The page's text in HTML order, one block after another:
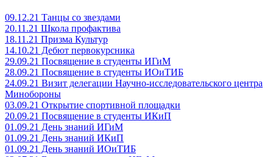
09.12.21 Танцы со звездами
20.11.21 Школа профактива
18.11.21 Призма Культур
14.10.21 Дебют первокурсника
29.09.21 Посвящение в студенты ИГиМ
28.09.21 Посвящение в студенты ИОиТИБ
24.09.21 Визит делегации Научно-исследовательского центра
Минобороны
03.09.21 Открытие спортивной площадки
20.09.21 Посвящение в студенты ИКиП
01.09.21 День знаний ИГиМ
01.09.21 День знаний ИКиП
01.09.21 День знаний ИОиТИБ